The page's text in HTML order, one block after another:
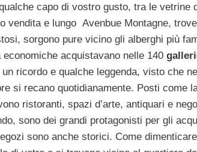
capo di vostro gusto, tra le
vendita e lungo Avenbue Montagne,
sorgono pure vicino gli alberghi più
acquistavano nelle 140
ricordo e qualche leggenda, visto che
si recano quotidianamente. Posti come
ristoranti, spazi d’arte, antiquari e
sono dei grandi protagonisti per gli
sono anche storici. Come